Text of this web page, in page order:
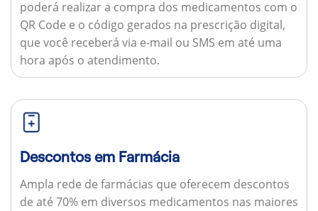
poderá realizar a compra dos medicamentos com o
QR Code e o código gerados na prescrição digital,
que você receberá via e-mail ou SMS em até uma
hora após o atendimento.
Descontos em Farmácia
Ampla rede de farmácias que oferecem descontos
de até 70% em diversos medicamentos nas maiores